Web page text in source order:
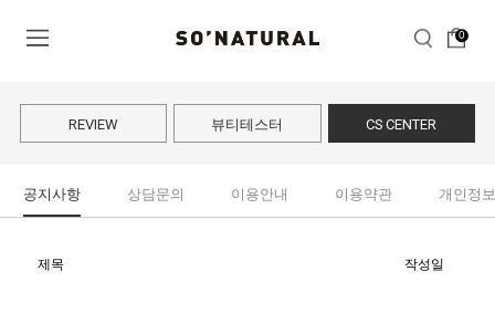
0
REVIEW 뷰티테스터 CS CENTER
공지사항 상담문의 이용안내 이용약관 개인정
제목 작성일